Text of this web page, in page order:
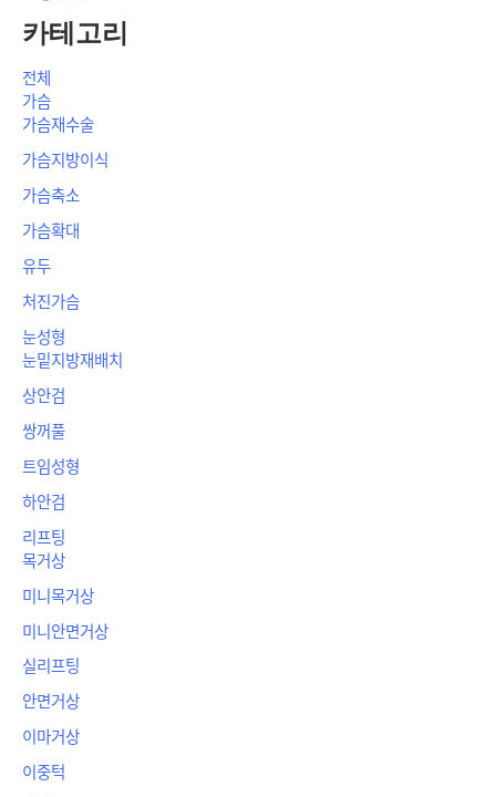
카테고리
전체
가슴
가슴재수술
가슴지방이식
가슴축소
가슴확대
유두
처진가슴
눈성형
눈밑지방재배치
상안검
쌍꺼풀
트임성형
하안검
리프팅
목거상
미니목거상
미니안면거상
실리프팅
안면거상
이마거상
이중턱